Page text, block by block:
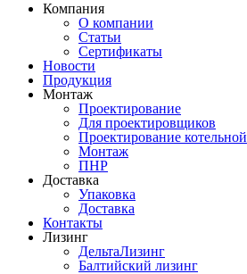
Компания
О компании
Статьи
Сертификаты
Новости
Продукция
Монтаж
Проектирование
Для проектировщиков
Проектирование котельной
Монтаж
ПНР
Доставка
Упаковка
Доставка
Контакты
Лизинг
ДельтаЛизинг
Балтийский лизинг